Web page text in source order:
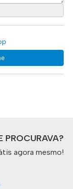
PROCURAVA?
agora mesmo!